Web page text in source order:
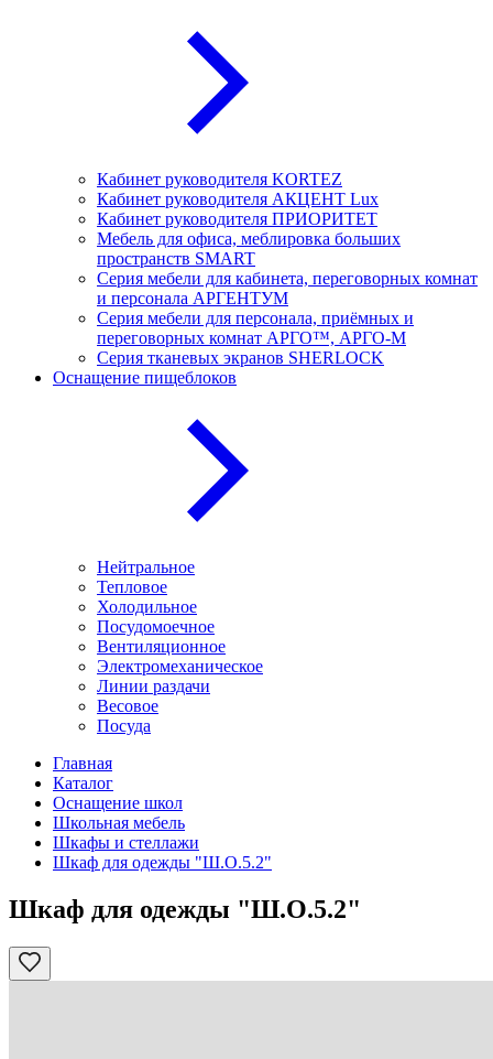
Кабинет руководителя KORTEZ
Кабинет руководителя АКЦЕНТ Lux
Кабинет руководителя ПРИОРИТЕТ
Мебель для офиса, меблировка больших
пространств SMART
Серия мебели для кабинета, переговорных комнат
и персонала АРГЕНТУМ
Серия мебели для персонала, приёмных и
переговорных комнат АРГО™, АРГО-М
Серия тканевых экранов SHERLOCK
Оснащение пищеблоков
Нейтральное
Тепловое
Холодильное
Посудомоечное
Вентиляционное
Электромеханическое
Линии раздачи
Весовое
Посуда
Главная
Каталог
Оснащение школ
Школьная мебель
Шкафы и стеллажи
Шкаф для одежды "Ш.О.5.2"
Шкаф для одежды "Ш.О.5.2"